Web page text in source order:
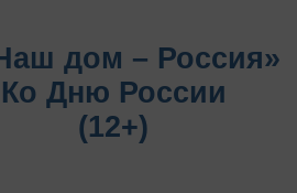
дом – Россия»
Ко Дню России
(12+)